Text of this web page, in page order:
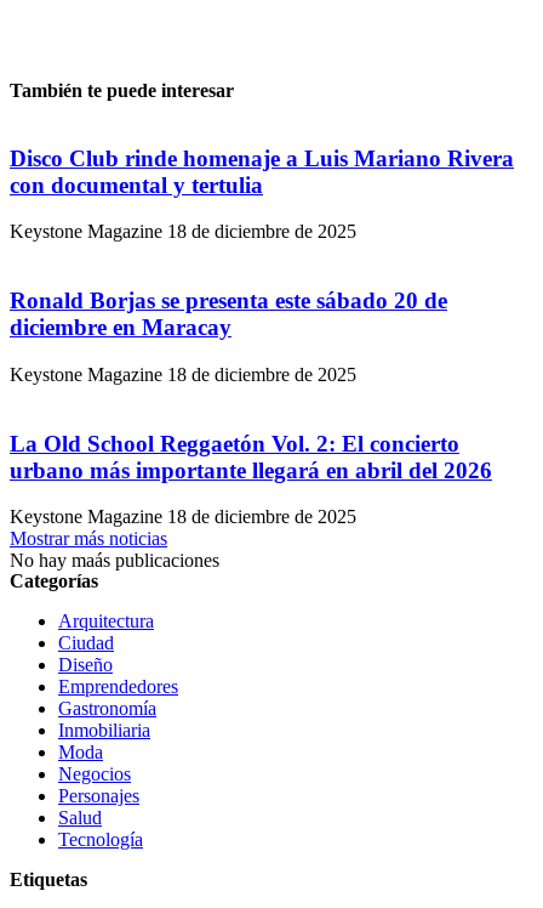
También te puede interesar
Disco Club rinde homenaje a Luis Mariano Rivera
con documental y tertulia
Keystone Magazine 18 de diciembre de 2025
Ronald Borjas se presenta este sábado 20 de
diciembre en Maracay
Keystone Magazine 18 de diciembre de 2025
La Old School Reggaetón Vol. 2: El concierto
urbano más importante llegará en abril del 2026
Keystone Magazine 18 de diciembre de 2025
Mostrar más noticias
No hay maás publicaciones
Categorías
Arquitectura
Ciudad
Diseño
Emprendedores
Gastronomía
Inmobiliaria
Moda
Negocios
Personajes
Salud
Tecnología
Etiquetas